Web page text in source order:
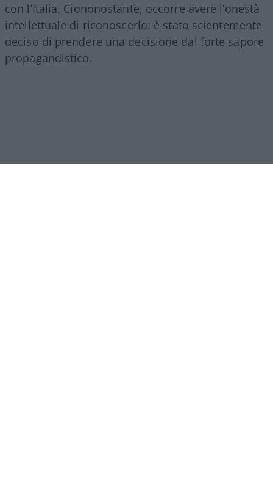
con l’Italia. Ciononostante, occorre avere l’onestà
intellettuale di riconoscerlo: è stato scientemente
deciso di prendere una decisione dal forte sapore
propagandistico.